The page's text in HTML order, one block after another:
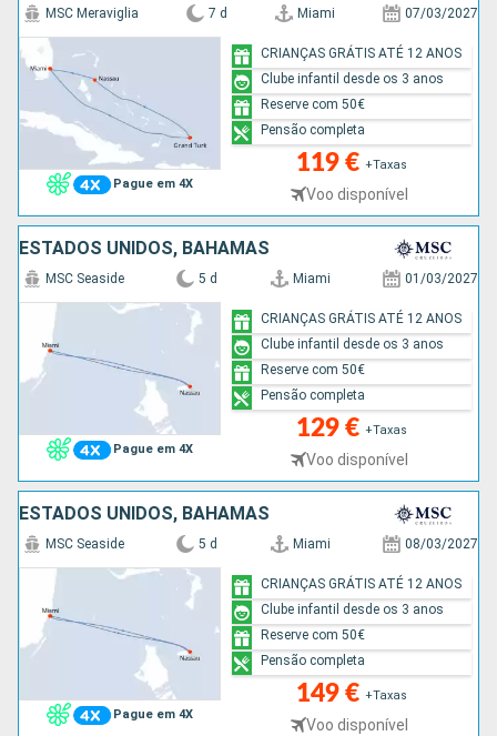
Pague em 4X
MSC Meraviglia 7 d Miami 07/03/2027
119 € +Taxas
Voo disponível
CRIANÇAS GRÁTIS ATÉ 12 ANOS
Clube infantil desde os 3 anos
Reserve com 50€
Pensão completa
ESTADOS UNIDOS, BAHAMAS
Pague em 4X
MSC Seaside 5 d Miami 01/03/2027
129 € +Taxas
Voo disponível
CRIANÇAS GRÁTIS ATÉ 12 ANOS
Clube infantil desde os 3 anos
Reserve com 50€
Pensão completa
ESTADOS UNIDOS, BAHAMAS
Pague em 4X
MSC Seaside 5 d Miami 08/03/2027
149 € +Taxas
Voo disponível
CRIANÇAS GRÁTIS ATÉ 12 ANOS
Clube infantil desde os 3 anos
Reserve com 50€
Pensão completa